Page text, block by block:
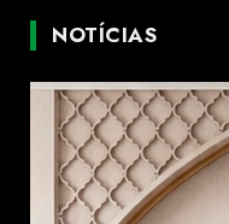
NOTÍCIAS